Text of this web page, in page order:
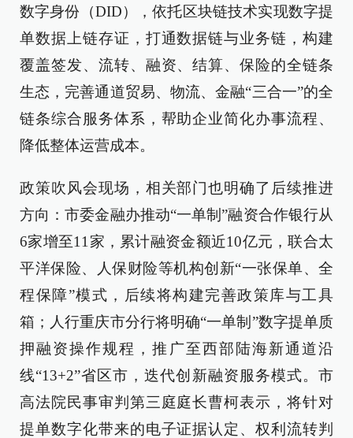
数字身份（DID），依托区块链技术实现数字提
单数据上链存证，打通数据链与业务链，构建
覆盖签发、流转、融资、结算、保险的全链条
生态，完善通道贸易、物流、金融“三合一”的全
链条综合服务体系，帮助企业简化办事流程、
降低整体运营成本。
政策吹风会现场，相关部门也明确了后续推进
方向：市委金融办推动“一单制”融资合作银行从
6家增至11家，累计融资金额近10亿元，联合太
平洋保险、人保财险等机构创新“一张保单、全
程保障”模式，后续将构建完善政策库与工具
箱；人行重庆市分行将明确“一单制”数字提单质
押融资操作规程，推广至西部陆海新通道沿
线“13+2”省区市，迭代创新融资服务模式。市
高法院民事审判第三庭庭长曹柯表示，将针对
提单数字化带来的电子证据认定、权利流转判